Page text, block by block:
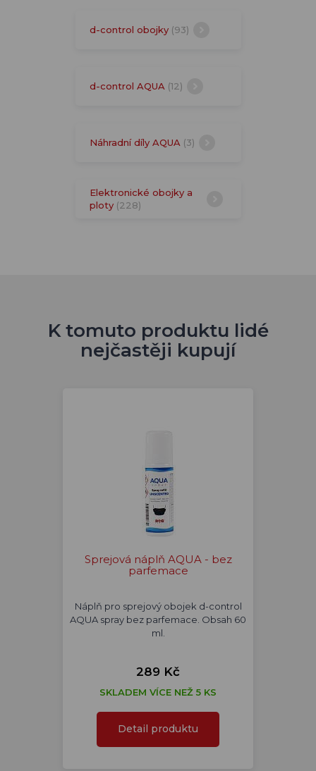
d-control obojky (93)
d-control AQUA (12)
Náhradní díly AQUA (3)
Elektronické obojky a
ploty (228)
K tomuto produktu lidé
nejčastěji kupují
Sprejová náplň AQUA - bez
parfemace
Náplň pro sprejový obojek d-control
AQUA spray bez parfemace. Obsah 60
ml.
289 Kč
SKLADEM VÍCE NEŽ 5 KS
Detail produktu